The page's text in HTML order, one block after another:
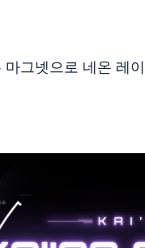
그넷으로 네온 레